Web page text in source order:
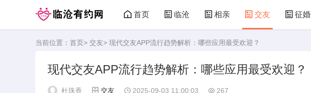
首页 临沧 相亲 交友 征婚
临沧有约网
当前位置： 首页> 交友> 现代交友APP流行趋势解析：哪些应用最受欢迎？
现代交友APP流行趋势解析：哪些应用最受欢迎？
杜珠香 交友 2025-09-03 11:00:03 267